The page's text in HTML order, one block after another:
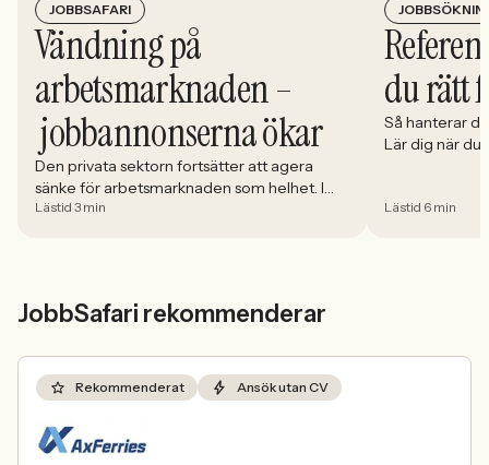
JOBBSAFARI
Vändning på
arbetsmarknaden –
jobbannonserna ökar
Den privata sektorn fortsätter att agera
sänke för arbetsmarknaden som helhet. I
april minskade antalet jobbannonser i
Lästid 3 min
du rätt
Så hanterar
Lär dig när du
Lästid 6 min
JobbSafari rekommenderar
Rekommenderat Ansök utan CV